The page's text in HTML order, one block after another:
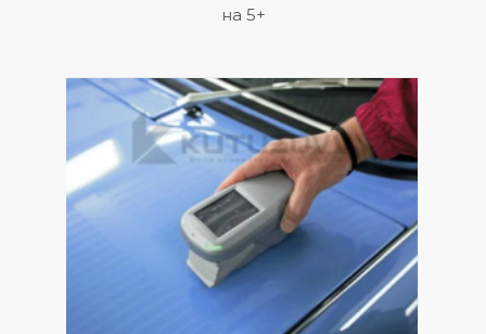
на 5+